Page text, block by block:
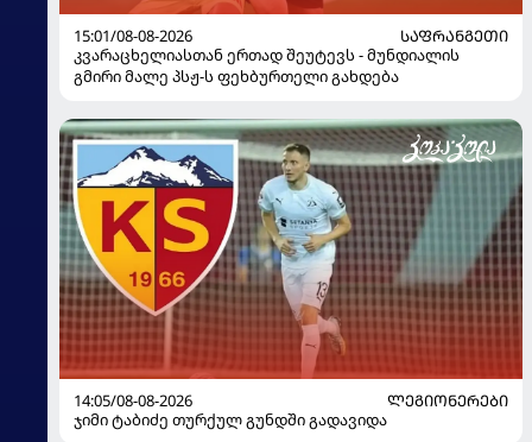
15:01/08-08-2026
ᲡᲐᲤᲠᲐᲜᲒᲔᲗᲘ
კვარაცხელიასთან ერთად შეუტევს - მუნდიალის
გმირი მალე პსჟ-ს ფეხბურთელი გახდება
14:05/08-08-2026
ᲚᲔᲒᲘᲝᲜᲔᲠᲔᲑᲘ
ჯიმი ტაბიძე თურქულ გუნდში გადავიდა